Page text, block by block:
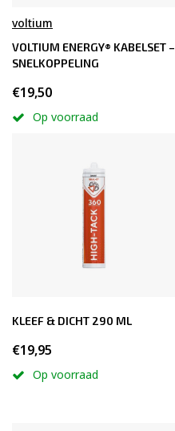
voltium
VOLTIUM ENERGY® KABELSET –
SNELKOPPELING
€19,50
Op voorraad
KLEEF & DICHT 290 ML
€19,95
Op voorraad